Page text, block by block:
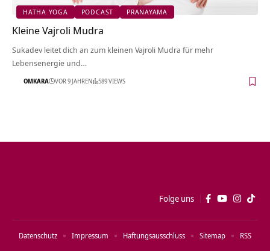
HATHA YOGA PODCAST PRANAYAMA
Kleine Vajroli Mudra
Sukadev leitet dich an zum kleinen Vajroli Mudra für mehr
Lebensenergie und…
OMKARA VOR 9 JAHREN 589 VIEWS
Folge uns
Datenschutz Impressum Haftungsausschluss Sitemap RSS